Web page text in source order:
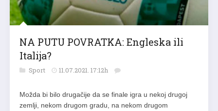
NA PUTU POVRATKA: Engleska ili
Italija?
Sport 11.07.2021. 17:12h
Možda bi bilo drugačije da se finale igra u nekoj drugoj
zemlji, nekom drugom gradu, na nekom drugom